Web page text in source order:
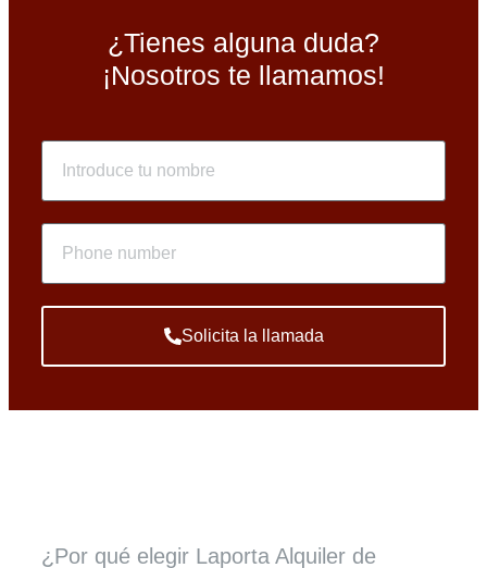
¿Tienes alguna duda?
¡Nosotros te llamamos!
Solicita la llamada
¿Por qué elegir Laporta Alquiler de